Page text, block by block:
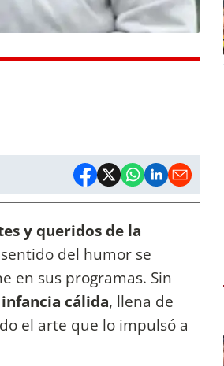
y queridos de la
del humor se
en sus programas. Sin
infancia cálida, llena de
el arte que lo impulsó a